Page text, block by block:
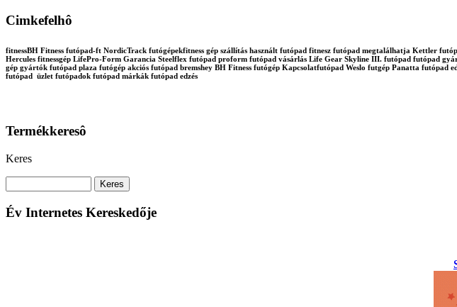
Cimkefelhô
fitnessBH Fitness futópad-ft NordicTrack futógépekfitness gép szállítás használt futópad fitnesz futópad megtalálhatja Kettler
Hercules fitnessgép LifePro-Form Garancia Steelflex futópad proform futópad vásárlás Life Gear Skyline III. futópad futópad
gép gyártók futópad plaza futógép akciós futópad bremshey BH Fitness futógép Kapcsolatfutópad Weslo futgép Panatta
futópad üzlet futópadok futópad márkák futópad edzés
Termékkeresô
Keres
Év Internetes Kereskedője